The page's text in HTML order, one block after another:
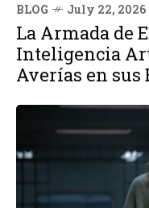
BLOG July 22, 2026
La Armada de
Inteligencia
Averías en sus